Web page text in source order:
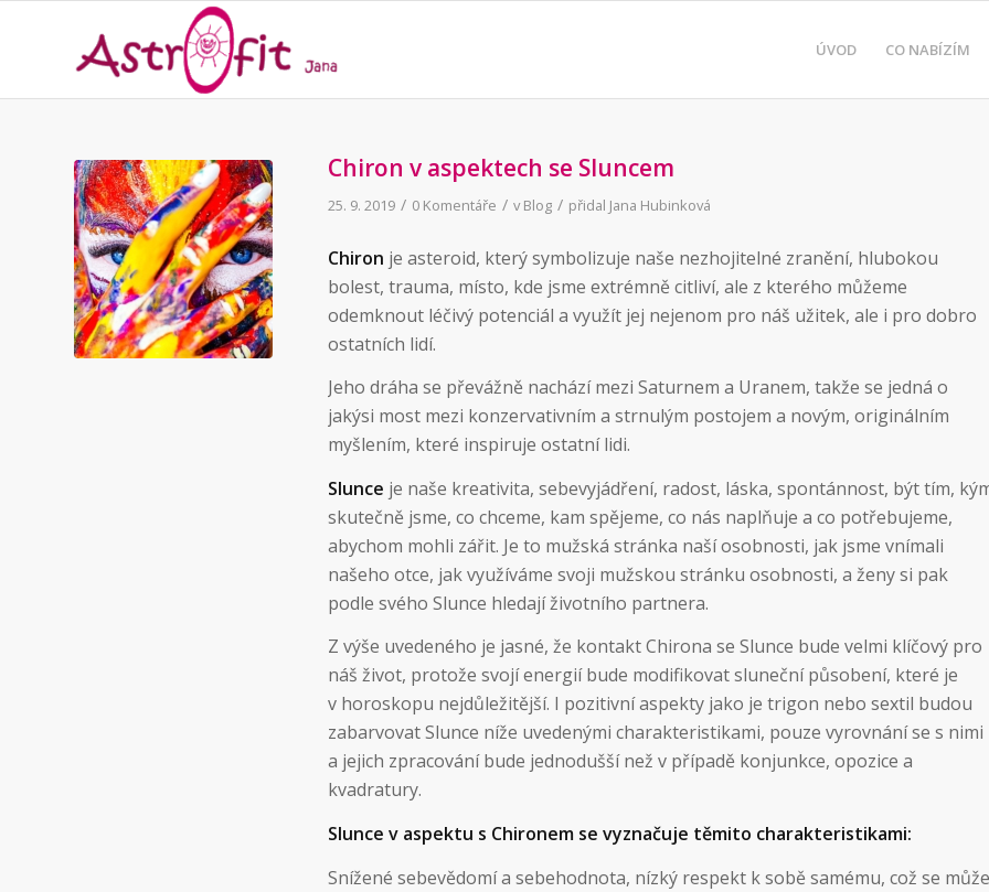
ÚVOD CO NABÍZÍM
Chiron v aspektech se Sluncem
25. 9. 2019 / 0 Komentáře / vBlog / přidal Jana Hubinková
Chiron je asteroid, který symbolizuje naše nezhojitelné zranění, hlubokou
bolest, trauma, místo, kde jsme extrémně citliví, ale z kterého můžeme
odemknout léčivý potenciál a využít jej nejenom pro náš užitek, ale i pro dobro
ostatních lidí.
Jeho dráha se převážně nachází mezi Saturnem a Uranem, takže se jedná o
jakýsi most mezi konzervativním a strnulým postojem a novým, originálním
myšlením, které inspiruje ostatní lidi.
Slunce je naše kreativita, sebevyjádření, radost, láska, spontánnost, být tím,
skutečně jsme, co chceme, kam spějeme, co nás naplňuje a co potřebujeme,
abychom mohli zářit. Je to mužská stránka naší osobnosti, jak jsme vnímali
našeho otce, jak využíváme svoji mužskou stránku osobnosti, a ženy si pak
podle svého Slunce hledají životního partnera.
Z výše uvedeného je jasné, že kontakt Chirona se Slunce bude velmi klíčový pro
náš život, protože svojí energií bude modifikovat sluneční působení, které je
v horoskopu nejdůležitější. I pozitivní aspekty jako je trigon nebo sextil budou
zabarvovat Slunce níže uvedenými charakteristikami, pouze vyrovnání se s nimi
a jejich zpracování bude jednodušší než v případě konjunkce, opozice a
kvadratury.
Slunce v aspektu s Chironem se vyznačuje těmito charakteristikami:
Snížené sebevědomí a sebehodnota, nízký respekt k sobě samému, což se může